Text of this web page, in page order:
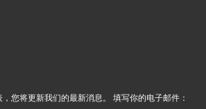
您将更新我们的最新消息。 填写你的电子邮件：